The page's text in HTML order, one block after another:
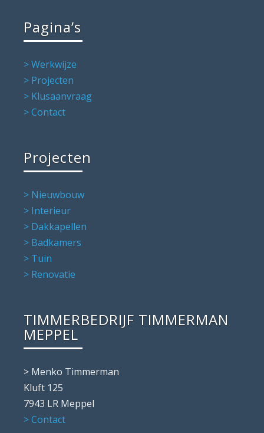
Pagina’s
> Werkwijze
> Projecten
> Klusaanvraag
> Contact
Projecten
> Nieuwbouw
> Interieur
> Dakkapellen
> Badkamers
> Tuin
> Renovatie
TIMMERBEDRIJF TIMMERMAN
MEPPEL
> Menko Timmerman
Kluft 125
7943 LR Meppel
> Contact